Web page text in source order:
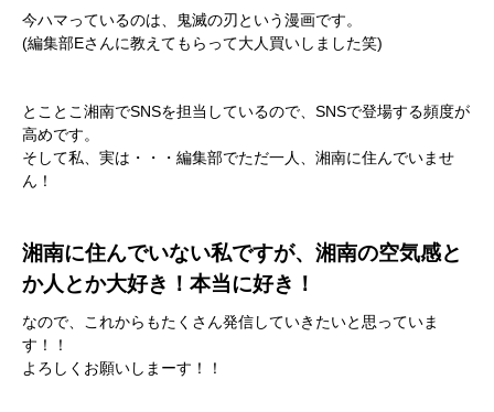
今ハマっているのは、鬼滅の刃という漫画です。
(編集部Eさんに教えてもらって大人買いしました笑)
とことこ湘南でSNSを担当しているので、SNSで登場する頻度が
高めです。
そして私、実は・・・編集部でただ一人、湘南に住んでいませ
ん！
湘南に住んでいない私ですが、湘南の空気感と
か人とか大好き！本当に好き！
なので、これからもたくさん発信していきたいと思っていま
す！！
よろしくお願いしまーす！！